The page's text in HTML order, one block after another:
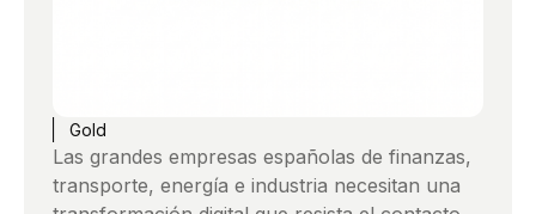
Gold
Las grandes empresas españolas de finanzas,
transporte, energía e industria necesitan una